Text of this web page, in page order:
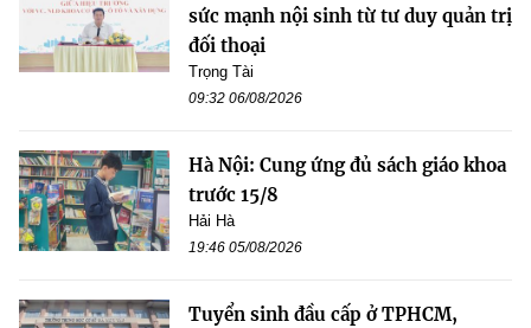
sức mạnh nội sinh từ tư duy quản trị
đối thoại
Trọng Tài
09:32 06/08/2026
Hà Nội: Cung ứng đủ sách giáo khoa
trước 15/8
Hải Hà
19:46 05/08/2026
Tuyển sinh đầu cấp ở TPHCM,